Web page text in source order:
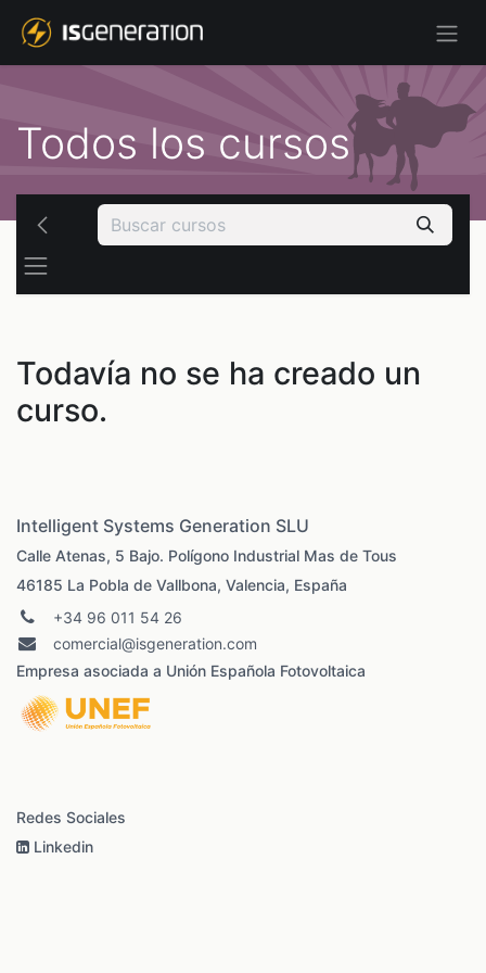
Todos los cursos
Todavía no se ha creado un
curso.
Intelligent Systems Generation SLU
Calle Atenas, 5 Bajo. Polígono Industrial Mas de Tous
46185 La Pobla de Vallbona, Valencia, España
+34 96 011 54 26
comercial@isgeneration.com
Empresa asociada a Unión Española Fotovoltaica
Redes Sociales
Linkedin